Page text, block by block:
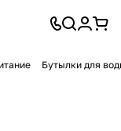
Бутылки для